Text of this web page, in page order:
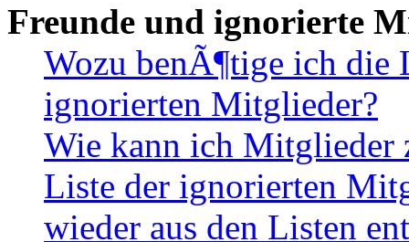
Freunde und ignorierte
Wozu benÃ¶tige ich die
ignorierten Mitglieder?
Wie kann ich Mitglieder
Liste der ignorierten
wieder aus den Listen